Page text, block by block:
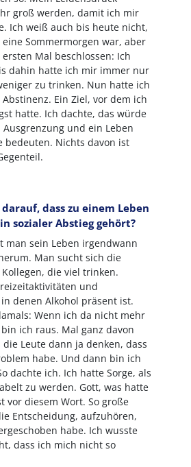
groß werden, damit ich mir
Ich weiß auch bis heute nicht,
Sommermorgen war, aber
Mal beschlossen: Ich
dahin hatte ich mir immer nur
zu trinken. Nun hatte ich
Ein Ziel, vor dem ich
hatte. Ich dachte, das würde
Ausgrenzung und ein Leben
bedeuten. Nichts davon ist
dass zu einem Leben
sozialer Abstieg gehört?
man sein Leben irgendwann
Man sucht sich die
die viel trinken.
und
denen Alkohol präsent ist.
Wenn ich da nicht mehr
ich raus. Mal ganz davon
die Leute dann ja denken, dass
habe. Und dann bin ich
dachte ich. Ich hatte Sorge, als
zu werden. Gott, was hatte
vor diesem Wort. So große
Entscheidung, aufzuhören,
habe. Ich wusste
dass ich mich nicht so